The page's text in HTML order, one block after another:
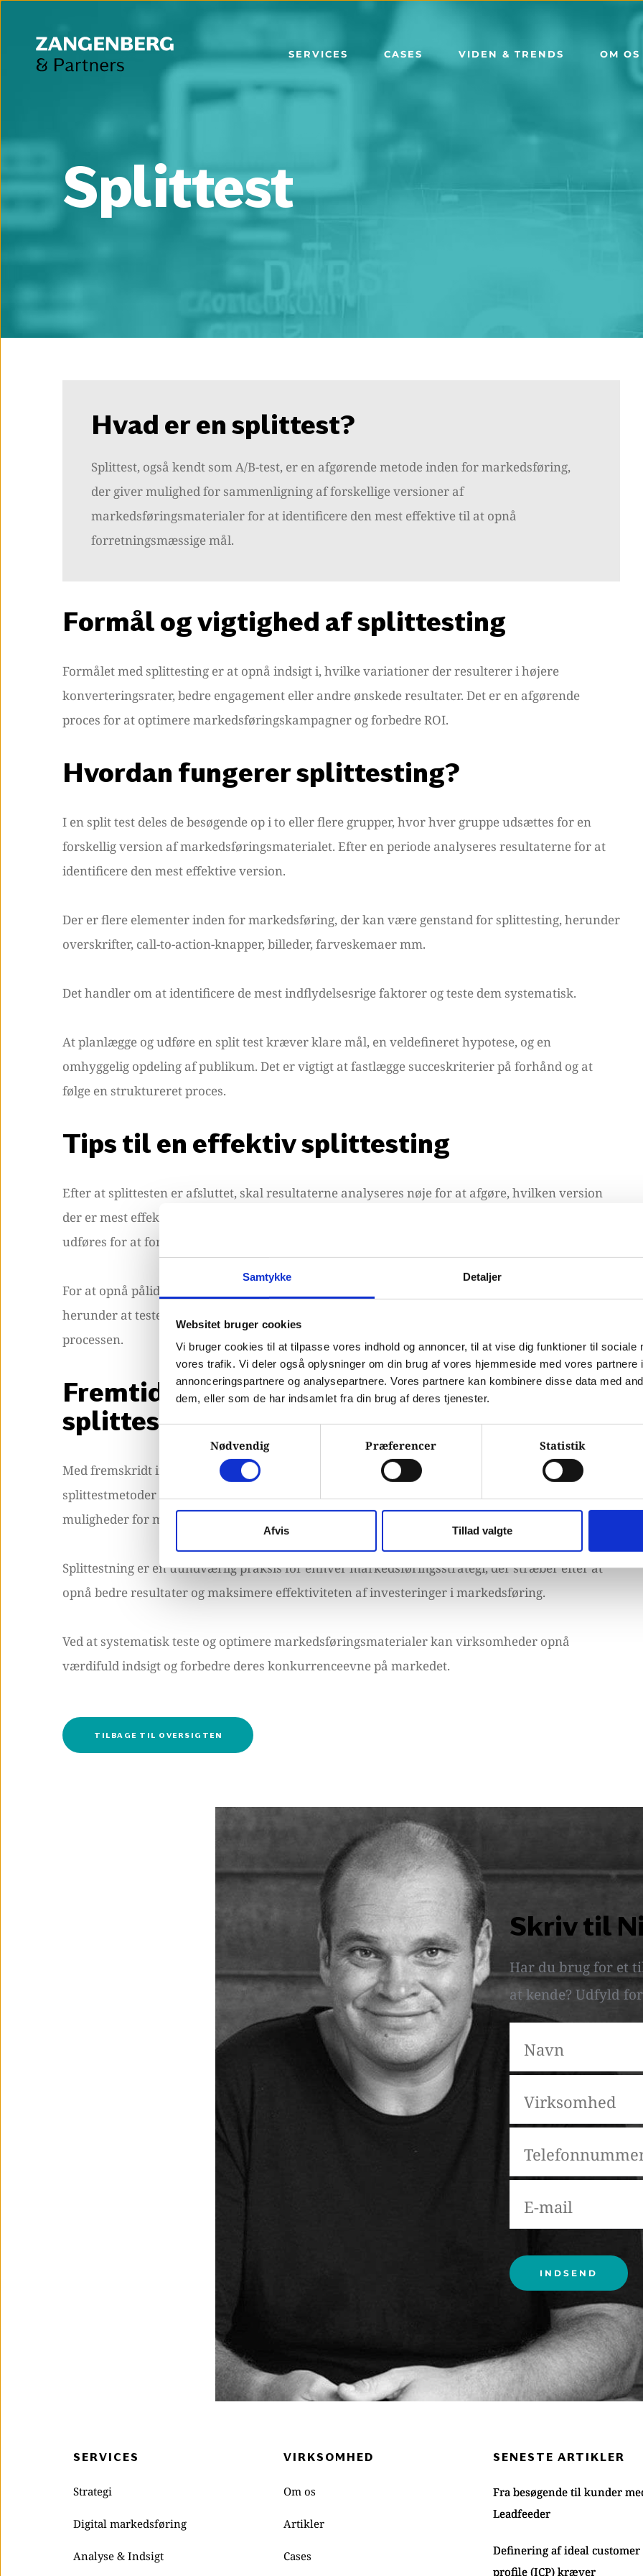
Samtykke Detaljer
Websitet bruger cookies
Vi bruger cookies til at tilpasse vores indhold og annoncer, til at vise dig funktioner til sociale
vores trafik. Vi deler også oplysninger om din brug af vores hjemmeside med vores partnere
annonceringspartnere og analysepartnere. Vores partnere kan kombinere disse data med
dem, eller som de har indsamlet fra din brug af deres tjenester.
Nødvendig Præferencer Statistik
Afvis Tillad valgte
SERVICES CASES VIDEN & TRENDS OM OS
Splittest
Hvad er en splittest?
Splittest, også kendt som A/B-test, er en afgørende metode inden for markedsføring,
der giver mulighed for sammenligning af forskellige versioner af
markedsføringsmaterialer for at identificere den mest effektive til at opnå
forretningsmæssige mål.
Formål og vigtighed af splittesting
Formålet med splittesting er at opnå indsigt i, hvilke variationer der resulterer i højere
konverteringsrater, bedre engagement eller andre ønskede resultater. Det er en afgørende
proces for at optimere markedsføringskampagner og forbedre ROI.
Hvordan fungerer splittesting?
I en split test deles de besøgende op i to eller flere grupper, hvor hver gruppe udsættes for en
forskellig version af markedsføringsmaterialet. Efter en periode analyseres resultaterne for at
identificere den mest effektive version.
Der er flere elementer inden for markedsføring, der kan være genstand for splittesting, herunder
overskrifter, call-to-action-knapper, billeder, farveskemaer mm.
Det handler om at identificere de mest indflydelsesrige faktorer og teste dem systematisk.
At planlægge og udføre en split test kræver klare mål, en veldefineret hypotese, og en
omhyggelig opdeling af publikum. Det er vigtigt at fastlægge succeskriterier på forhånd og at
følge en struktureret proces.
Tips til en effektiv splittesting
Efter at splittesten er afsluttet, skal resultaterne analyseres nøje for at afgøre, hvilken version
der er mest effektiv. Den vindende variation implementeres derefter, og yderligere tests kan
udføres for at fortsætte med at optimere resultaterne.
For at opnå pålidelige og meningsfulde resultater er det afgørende at følge bedste praksis,
herunder at teste én variabel ad gangen, sikre tilstrækkelig data og udvise tålmodighed i
processen.
Fremtidige trends og innovation inden for
splittesting
Med fremskridt inden for teknologi som kunstig intelligens og maskinlæring kan fremtidige
splittestmetoder blive endnu mere avancerede og automatiserede, hvilket åbner for nye
muligheder for markedsføringsoptimering.
Splittestning er en uundværlig praksis for enhver markedsføringsstrategi, der stræber efter at
opnå bedre resultater og maksimere effektiviteten af investeringer i markedsføring.
Ved at systematisk teste og optimere markedsføringsmaterialer kan virksomheder opnå
værdifuld indsigt og forbedre deres konkurrenceevne på markedet.
TILBAGE TIL OVERSIGTEN
Skriv til
Har du brug for et
at kende? Udfyld
SERVICES
Strategi
Digital markedsføring
Analyse & Indsigt
VIRKSOMHED
Om os
Artikler
Cases
SENESTE ARTIKLER
Fra besøgende til kunder
Leadfeeder
Definering af ideal customer
profile (ICP) kræver